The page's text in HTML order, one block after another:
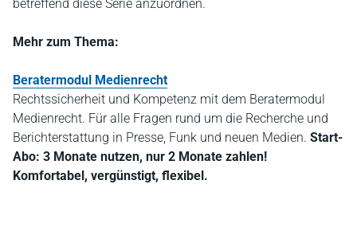
betreffend diese Serie anzuordnen.
Mehr zum Thema:
Beratermodul Medienrecht
Rechtssicherheit und Kompetenz mit dem Beratermodul
Medienrecht. Für alle Fragen rund um die Recherche und
Berichterstattung in Presse, Funk und neuen Medien. Start-
Abo: 3 Monate nutzen, nur 2 Monate zahlen!
Komfortabel, vergünstigt, flexibel.